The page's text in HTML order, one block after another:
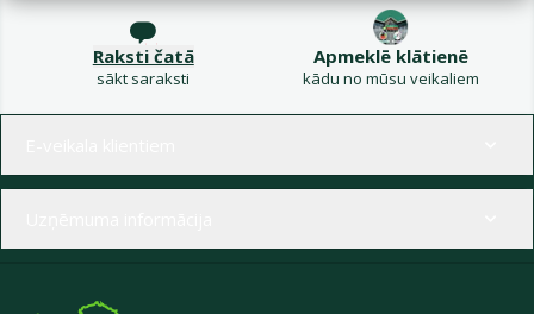
Raksti čatā
sākt saraksti
Apmeklē klātienē
kādu no mūsu veikaliem